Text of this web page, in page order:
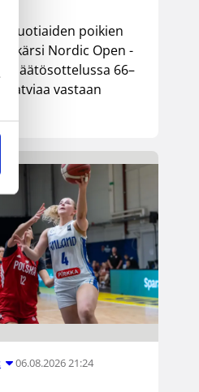
vuotiaiden poikien
kärsi Nordic Open -
päätösottelussa 66–
Latviaa vastaan
06.08.2026 21:24